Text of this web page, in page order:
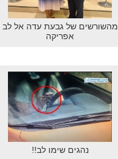
מהשורשים של גבעת עדה אל לב
אפריקה
נהגים שימו לב!!